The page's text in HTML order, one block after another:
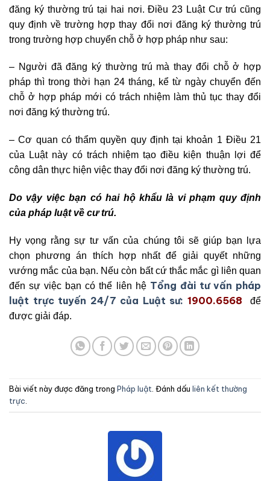
đăng ký thường trú tại hai nơi. Điều 23 Luật Cư trú cũng
quy định về trường hợp thay đổi nơi đăng ký thường trú
trong trường hợp chuyển chỗ ở hợp pháp như sau:
– Người đã đăng ký thường trú mà thay đổi chỗ ở hợp
pháp thì trong thời hạn 24 tháng, kể từ ngày chuyển đến
chỗ ở hợp pháp mới có trách nhiệm làm thủ tục thay đổi
nơi đăng ký thường trú.
– Cơ quan có thẩm quyền quy định tại khoản 1 Điều 21
của Luật này có trách nhiệm tạo điều kiện thuận lợi để
công dân thực hiện việc thay đổi nơi đăng ký thường trú.
Do vậy việc bạn có hai hộ khẩu là vi phạm quy định
của pháp luật về cư trú.
Hy vọng rằng sự tư vấn của chúng tôi sẽ giúp bạn lựa
chọn phương án thích hợp nhất để giải quyết những
vướng mắc của bạn. Nếu còn bất cứ thắc mắc gì liên quan
đến sự việc bạn có thể liên hệ Tổng đài tư vấn pháp
luật trực tuyến 24/7 của Luật sư: 1900.6568
để
được giải đáp.
Bài viết này được đăng trong Pháp luật . Đánh dấu liên kết thường
trực